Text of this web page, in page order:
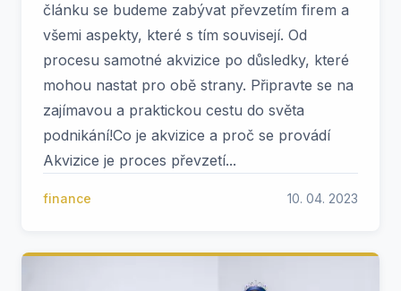
článku se budeme zabývat převzetím firem a
všemi aspekty, které s tím souvisejí. Od
procesu samotné akvizice po důsledky, které
mohou nastat pro obě strany. Připravte se na
zajímavou a praktickou cestu do světa
podnikání!Co je akvizice a proč se provádí
Akvizice je proces převzetí...
finance 10. 04. 2023